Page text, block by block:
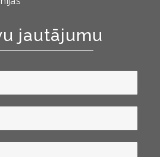
jautājumu